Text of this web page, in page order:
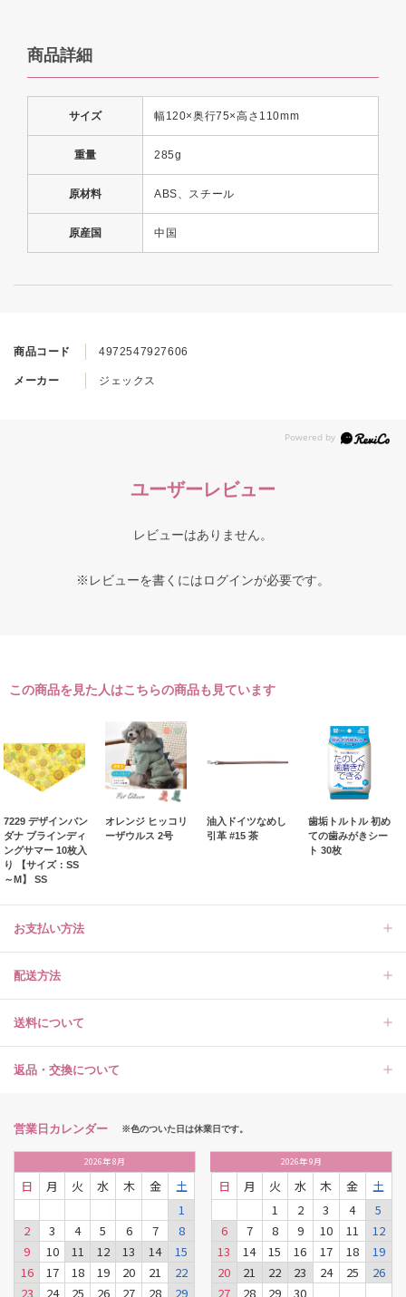
商品コード 4972547927606
メーカー ジェックス
商品詳細
サイズ 幅120×奥行75×高さ110mm
重量 285g
原材料 ABS、スチール
原産国 中国
ユーザーレビュー
レビューはありません。
※レビューを書くにはログインが必要です。
この商品を見た人はこちらの商品も見ています
7229 デザインバン
ダナ ブラインディ
ングサマー 10枚入
り 【サイズ：SS
～M】 SS
オレンジ ヒッコリ
ーザウルス 2号
油入ドイツなめし
引革 #15 茶
歯垢トルトル 初め
ての歯みがきシー
ト 30枚
お支払い方法
配送方法
送料について
返品・交換について
営業日カレンダー ※色のついた日は休業日です。
2026年8月
日 月 火 水 木 金
土
1
2
3 4 5 6 7
8
9
10 11 12 13 14
15
16
17 18 19 20 21
22
23
24 25 26 27 28 29
2026年9月
日 月 火 水 木 金
土
1
2 3 4
5
6
7 8 9 10 11
12
13
14 15 16 17 18
19
20
21 22 23 24 25
26
27
28 29 30